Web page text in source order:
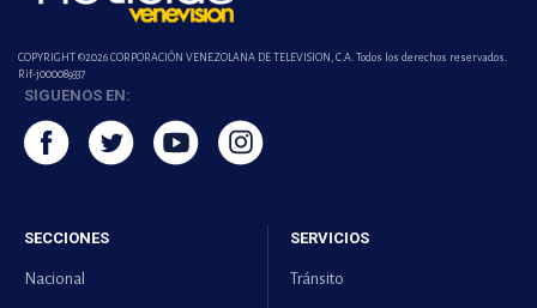
COPYRIGHT ©2026 CORPORACIÓN VENEZOLANA DE TELEVISION, C.A. Todos los derechos reservados.
Rif-j000089337
SIGUENOS EN:
SECCIONES
Nacional
SERVICIOS
Tránsito